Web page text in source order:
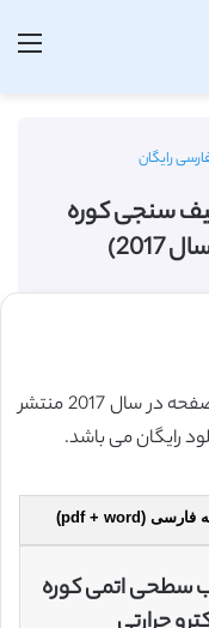
رایگان
سنجی کوره
این مقاله انگلیسی ISI در نشریه rsc در 7 صفحه در سال 2017 منتشر
اتمی کوره